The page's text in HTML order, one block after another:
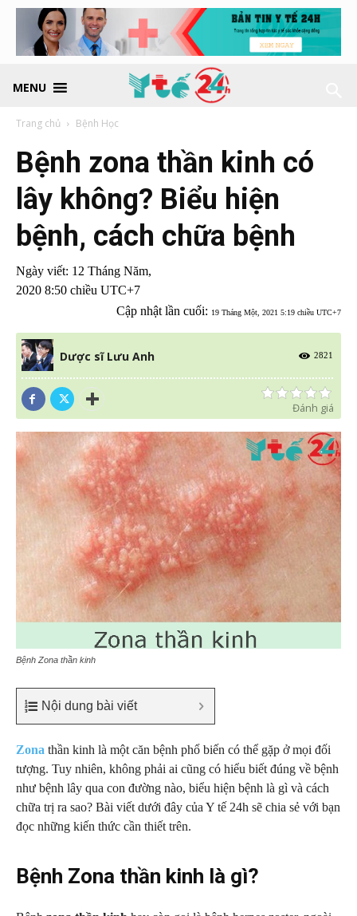
MENU
Trang chủ Bệnh Học
Bệnh zona thần kinh có
lây không? Biểu hiện
bệnh, cách chữa bệnh
Ngày viết: 12 Tháng Năm,
2020 8:50 chiều UTC+7
Cập nhật lần cuối: 19 Tháng Một, 2021 5:19 chiều UTC+7
Dược sĩ Lưu Anh 2821
Đánh giá
Bệnh Zona thần kinh
Nội dung bài viết
Zona thần kinh là một căn bệnh phổ biến có thể gặp ở mọi đối
tượng. Tuy nhiên, không phải ai cũng có hiểu biết đúng về bệnh
như bệnh lây qua con đường nào, biểu hiện bệnh là gì và cách
chữa trị ra sao? Bài viết dưới đây của Y tế 24h sẽ chia sẻ với bạn
đọc những kiến thức cần thiết trên.
Bệnh Zona thần kinh là gì?